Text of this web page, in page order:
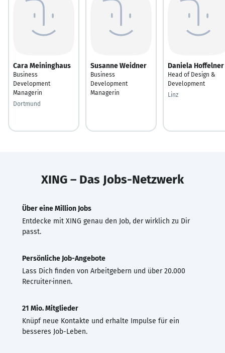
Cara Meininghaus
Business
Development
Managerin
Dortmund
Susanne Weidner
Business
Development
Managerin
Daniela Hoffelner
Head of Design &
Development
Linz
XING – Das Jobs-Netzwerk
Über eine Million Jobs
Entdecke mit XING genau den Job, der wirklich zu Dir
passt.
Persönliche Job-Angebote
Lass Dich finden von Arbeitgebern und über 20.000
Recruiter·innen.
21 Mio. Mitglieder
Knüpf neue Kontakte und erhalte Impulse für ein
besseres Job-Leben.